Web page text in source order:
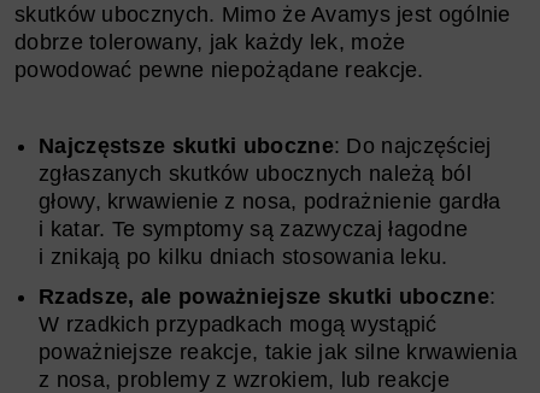
skutków ubocznych. Mimo że Avamys jest ogólnie
dobrze tolerowany, jak każdy lek, może
powodować pewne niepożądane reakcje.
Najczęstsze skutki uboczne: Do najczęściej
zgłaszanych skutków ubocznych należą ból
głowy, krwawienie z nosa, podrażnienie gardła
i katar. Te symptomy są zazwyczaj łagodne
i znikają po kilku dniach stosowania leku.
Rzadsze, ale poważniejsze skutki uboczne:
W rzadkich przypadkach mogą wystąpić
poważniejsze reakcje, takie jak silne krwawienia
z nosa, problemy z wzrokiem, lub reakcje